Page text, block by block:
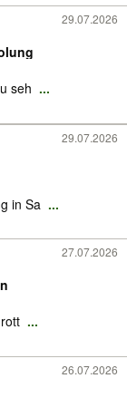
29.07.2026
seh ...
29.07.2026
in Sa ...
27.07.2026
...
26.07.2026